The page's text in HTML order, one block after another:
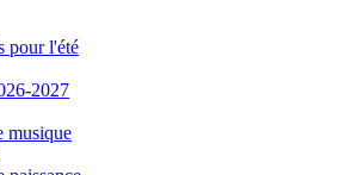
pour l'été
2027
musique